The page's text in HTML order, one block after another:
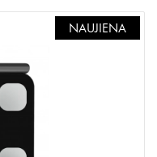
NAUJIENA